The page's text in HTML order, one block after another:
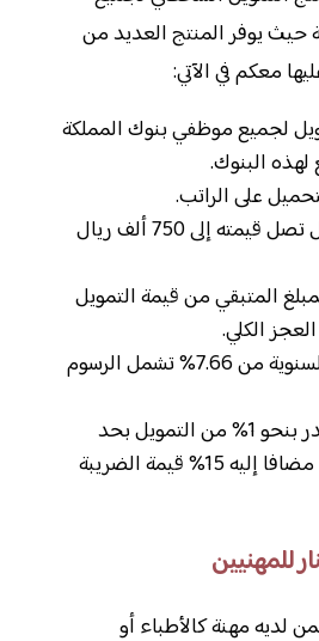
حيث يوفر المنتج العديد من
معكم في الآتي:
لجميع موظفي بنوك المملكة
لهذه البنوك.
على الراتب.
الحصول على تمويل تصل قيمته إلى 750 ألف ريال
المتبقي من قيمة التمويل
الكلي.
تبدأ قيمة النسبة السنوية من 7.66% تشمل الرسوم
الرسوم الإدارية تقدر بنحو 1% من التمويل بحد
أقصى 5000 ريال مضافا إليه 15% قيمة الضريبة
للمهنيين
لديه مهنة كالأطباء أو